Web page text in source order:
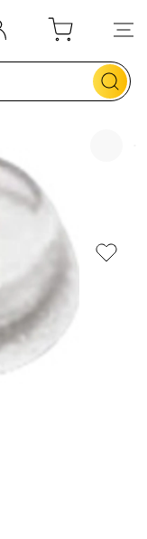
: 20€ offerts !
plus